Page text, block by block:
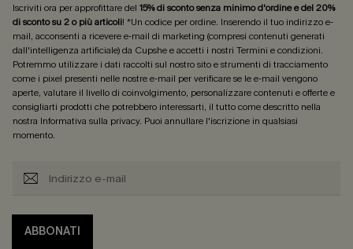
Iscriviti ora per approfittare del 15% di sconto senza minimo d'ordine e del 20%
di sconto su 2 o più articoli! *Un codice per ordine. Inserendo il tuo indirizzo e-
mail, acconsenti a ricevere e-mail di marketing (compresi contenuti generati
dall'intelligenza artificiale) da Cupshe e accetti i nostri Termini e condizioni.
Potremmo utilizzare i dati raccolti sul nostro sito e strumenti di tracciamento
come i pixel presenti nelle nostre e-mail per verificare se le e-mail vengono
aperte, valutare il livello di coinvolgimento, personalizzare contenuti e offerte e
consigliarti prodotti che potrebbero interessarti, il tutto come descritto nella
nostra Informativa sulla privacy. Puoi annullare l'iscrizione in qualsiasi
momento.
ABBONATI